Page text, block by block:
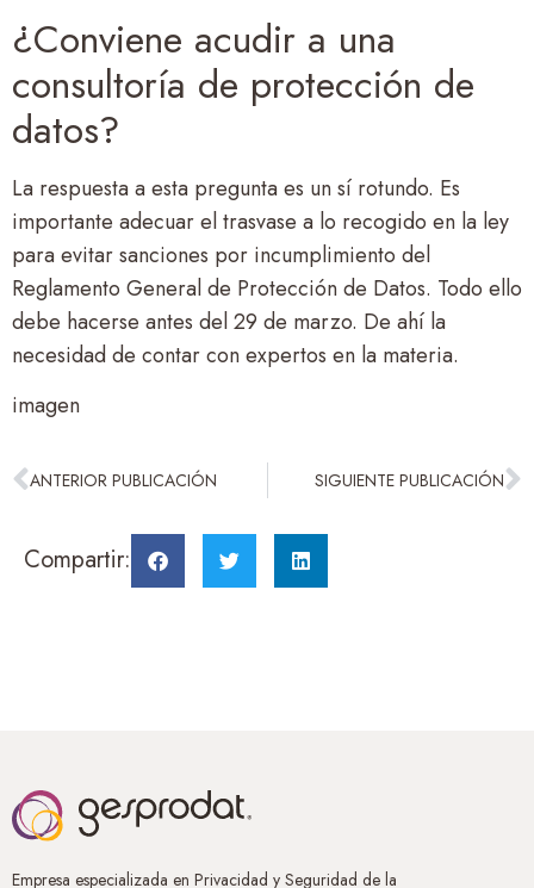
¿Conviene acudir a una
consultoría de protección de
datos?
La respuesta a esta pregunta es un sí rotundo. Es
importante adecuar el trasvase a lo recogido en la ley
para evitar sanciones por incumplimiento del
Reglamento General de Protección de Datos. Todo ello
debe hacerse antes del 29 de marzo. De ahí la
necesidad de contar con expertos en la materia.
imagen
ANTERIOR PUBLICACIÓN SIGUIENTE PUBLICACIÓN
Compartir:
Empresa especializada en Privacidad y Seguridad de la